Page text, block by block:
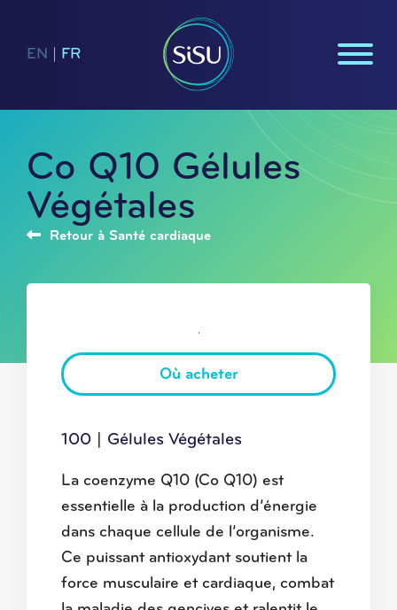
EN FR
Co Q10 Gélules
Végétales
Retour à Santé cardiaque
Où acheter
100 | Gélules Végétales
La coenzyme Q10 (Co Q10) est
essentielle à la production d’énergie
dans chaque cellule de l’organisme.
Ce puissant antioxydant soutient la
force musculaire et cardiaque, combat